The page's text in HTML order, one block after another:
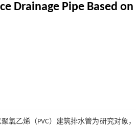
Drainage Pipe Based
氯乙烯（PVC）建筑排水管为研究对象